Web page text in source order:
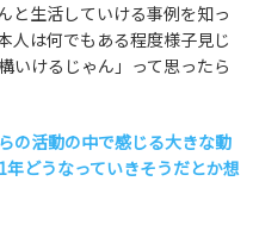
と生活していける事例を知っ
人は何でもある程度様子見じ
いけるじゃん」って思ったら
の活動の中で感じる大きな動
どうなっていきそうだとか想